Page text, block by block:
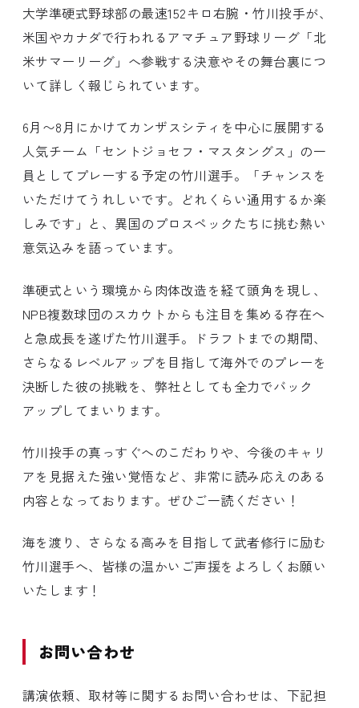
大学準硬式野球部の最速152キロ右腕・竹川投手が、
米国やカナダで行われるアマチュア野球リーグ「北
米サマーリーグ」へ参戦する決意やその舞台裏につ
いて詳しく報じられています。
6月〜8月にかけてカンザスシティを中心に展開する
人気チーム「セントジョセフ・マスタングス」の一
員としてプレーする予定の竹川選手。「チャンスを
いただけてうれしいです。どれくらい通用するか楽
しみです」と、異国のプロスペックたちに挑む熱い
意気込みを語っています。
準硬式という環境から肉体改造を経て頭角を現し、
NPB複数球団のスカウトからも注目を集める存在へ
と急成長を遂げた竹川選手。ドラフトまでの期間、
さらなるレベルアップを目指して海外でのプレーを
決断した彼の挑戦を、弊社としても全力でバック
アップしてまいります。
竹川投手の真っすぐへのこだわりや、今後のキャリ
アを見据えた強い覚悟など、非常に読み応えのある
内容となっております。ぜひご一読ください！
海を渡り、さらなる高みを目指して武者修行に励む
竹川選手へ、皆様の温かいご声援をよろしくお願い
いたします！
お問い合わせ
講演依頼、取材等に関するお問い合わせは、下記担